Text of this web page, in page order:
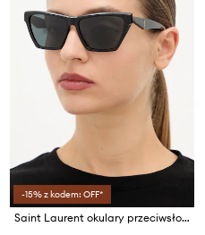
-15% z kodem: OFF*
Saint Laurent okulary przeciwsłoneczne